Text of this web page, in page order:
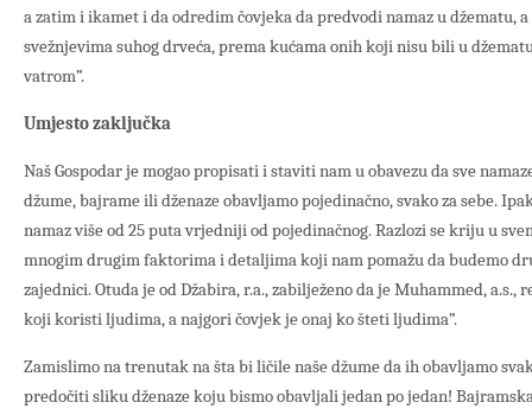
a zatim i ikamet i da odredim čovjeka da predvodi namaz u džematu,
svežnjevima suhog drveća, prema kućama onih koji nisu bili u
vatrom”.
Umjesto zaključka
Naš Gospodar je mogao propisati i staviti nam u obavezu da sve
džume, bajrame ili dženaze obavljamo pojedinačno, svako za sebe.
namaz više od 25 puta vrjedniji od pojedinačnog. Razlozi se kriju u
mnogim drugim faktorima i detaljima koji nam pomažu da budemo
zajednici. Otuda je od Džabira, r.a., zabilježeno da je Muhammed, a.s.,
koji koristi ljudima, a najgori čovjek je onaj ko šteti ljudima”.
Zamislimo na trenutak na šta bi ličile naše džume da ih obavljamo
predočiti sliku dženaze koju bismo obavljali jedan po jedan!